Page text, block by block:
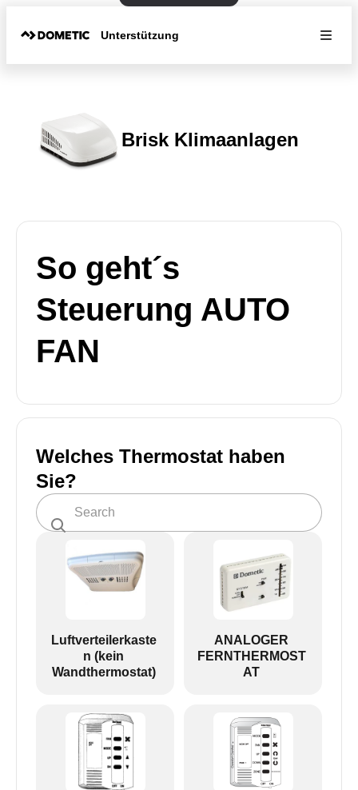
Unterstützung
Brisk Klimaanlagen
So geht´s
Steuerung AUTO
FAN
Welches Thermostat haben
Sie?
Luftverteilerkaste
n (kein
Wandthermostat)
ANALOGER
FERNTHERMOST
AT